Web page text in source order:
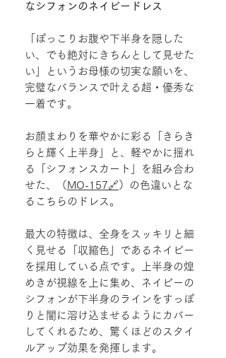
なシフォンのネイビードレス
「ぽっこりお腹や下半身を隠した
い、でも絶対にきちんとして見せた
い」というお母様の切実な願いを、
完璧なバランスで叶える超・優秀な
一着です。
お顔まわりを華やかに彩る「きらき
らと輝く上半身」と、軽やかに揺れ
る「シフォンスカート」を組み合わ
せた、（ MO-157🔗 ）の色違いとな
るこちらのドレス。
最大の特徴は、全身をスッキリと細
く見せる「収縮色」であるネイビー
を採用している点です。上半身の煌
めきが視線を上に集め、ネイビーの
シフォンが下半身のラインをすっぽ
りと闇に溶け込ませるようにカバー
してくれるため、驚くほどのスタイ
ルアップ効果を発揮します。